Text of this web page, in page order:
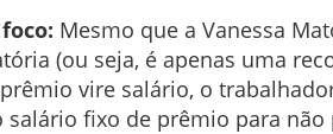
Mesmo que a Vanessa
(ou seja, é apenas uma
vire salário, o
fixo de prêmio para